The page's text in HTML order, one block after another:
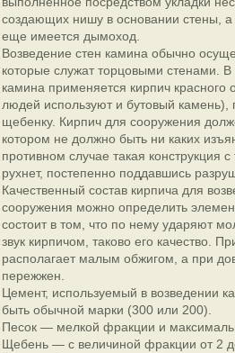
создающих нишу в основании стены, а
еще имеется дымоход.
Возведение стен камина обычно
которые служат торцовыми стенами.
камина применяется кирпич красного
людей используют и бутовый камень),
щебенку. Кирпич для сооружения
котором не должно быть ни каких
противном случае такая конструкция
рухнет, постепенно поддавшись
Качественный состав кирпича для
сооружения можно определить
состоит в том, что по нему ударяют
звук кирпичом, таково его качество.
располагает малым обжигом, а при
пережжен.
Цемент, используемый в возведении
быть обычной марки (300 или 200).
Песок — мелкой фракции и
Щебень — с величиной фракции от 2